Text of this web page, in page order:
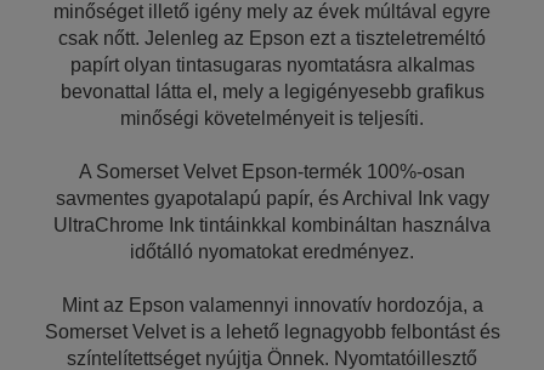
minőséget illető igény mely az évek múltával egyre
csak nőtt. Jelenleg az Epson ezt a tiszteletreméltó
papírt olyan tintasugaras nyomtatásra alkalmas
bevonattal látta el, mely a legigényesebb grafikus
minőségi követelményeit is teljesíti.
A Somerset Velvet Epson-termék 100%-osan
savmentes gyapotalapú papír, és Archival Ink vagy
UltraChrome Ink tintáinkkal kombináltan használva
időtálló nyomatokat eredményez.
Mint az Epson valamennyi innovatív hordozója, a
Somerset Velvet is a lehető legnagyobb felbontást és
színtelítettséget nyújtja Önnek. Nyomtatóillesztő